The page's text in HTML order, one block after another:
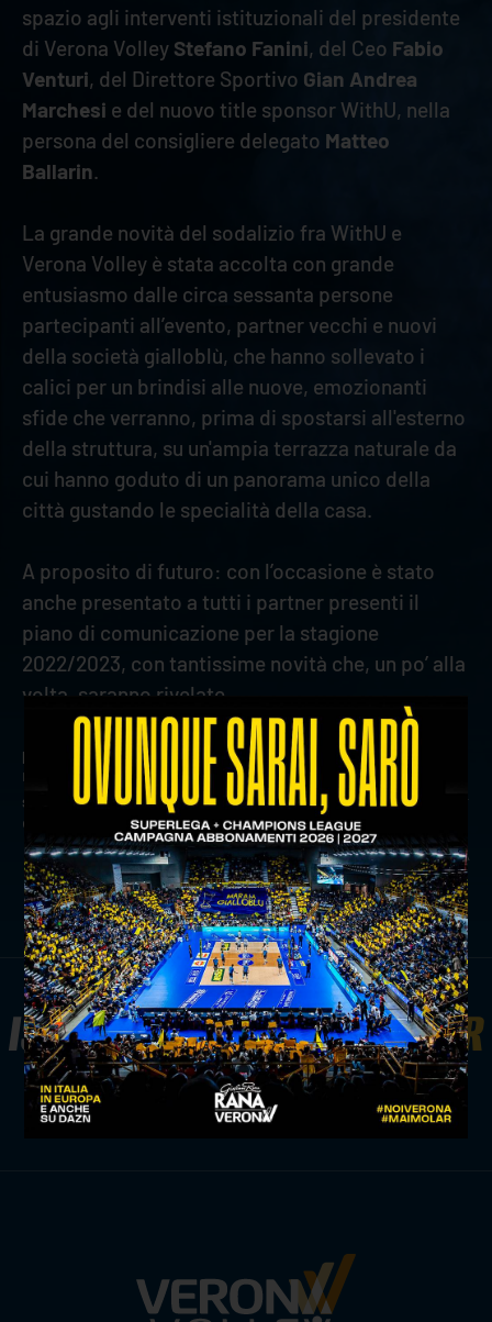
spazio agli interventi istituzionali del presidente
di Verona Volley Stefano Fanini, del Ceo Fabio
Venturi, del Direttore Sportivo Gian Andrea
Marchesi e del nuovo title sponsor WithU, nella
persona del consigliere delegato Matteo
Ballarin
La grande novità del sodalizio fra WithU e
Verona Volley è stata accolta con grande
entusiasmo dalle circa sessanta persone
partecipanti all’evento, partner vecchi e nuovi
della società gialloblù, che hanno sollevato i
calici per un brindisi alle nuove, emozionanti
sfide che verranno, prima di spostarsi all'esterno
della struttura, su un'ampia terrazza naturale da
cui hanno goduto di un panorama unico della
città gustando le specialità della casa.
A proposito di futuro: con l’occasione è stato
anche presentato a tutti i partner presenti il
piano di comunicazione per la stagione
2022/2023, con tantissime novità che, un po’ alla
volta, saranno rivelate.
precedente:
nazionali: l'italia di bronzo ai giochi del
mediterraneo
successivo:withu con verona volley: il primo title sponsor
della storia gialloblù
news prima squadra
ISCRIVITI ALLANEWSLETTER
ISCRIVITI ORA